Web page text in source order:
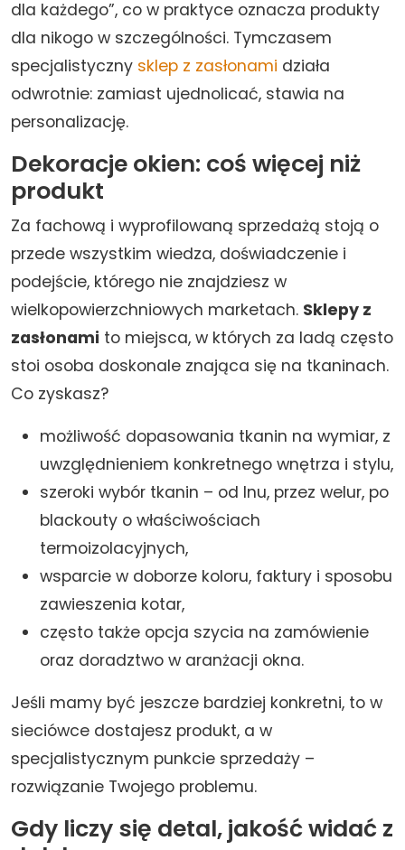
dla każdego”, co w praktyce oznacza produkty
dla nikogo w szczególności. Tymczasem
specjalistyczny sklep z zasłonami działa
odwrotnie: zamiast ujednolicać, stawia na
personalizację.
Dekoracje okien: coś więcej niż
produkt
Za fachową i wyprofilowaną sprzedażą stoją o
przede wszystkim wiedza, doświadczenie i
podejście, którego nie znajdziesz w
wielkopowierzchniowych marketach. Sklepy z
zasłonami to miejsca, w których za ladą często
stoi osoba doskonale znająca się na tkaninach.
Co zyskasz?
możliwość dopasowania tkanin na wymiar, z
uwzględnieniem konkretnego wnętrza i stylu,
szeroki wybór tkanin – od lnu, przez welur, po
blackouty o właściwościach
termoizolacyjnych,
wsparcie w doborze koloru, faktury i sposobu
zawieszenia kotar,
często także opcja szycia na zamówienie
oraz doradztwo w aranżacji okna.
Jeśli mamy być jeszcze bardziej konkretni, to w
sieciówce dostajesz produkt, a w
specjalistycznym punkcie sprzedaży –
rozwiązanie Twojego problemu.
Gdy liczy się detal, jakość widać z